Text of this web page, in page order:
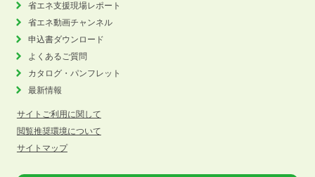
省エネ支援現場レポート
省エネ動画チャンネル
申込書ダウンロード
よくあるご質問
カタログ・パンフレット
最新情報
サイトご利用に関して
閲覧推奨環境について
サイトマップ